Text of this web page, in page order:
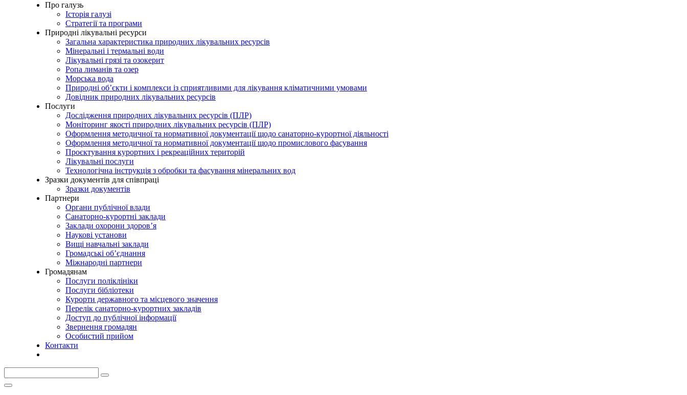
Про галузь
Історія галузі
Стратегії та програми
Природні лікувальні ресурси
Загальна характеристика природних лікувальних ресурсів
Мінеральні і термальні води
Лікувальні грязі та озокерит
Ропа лиманів та озер
Морська вода
Природні об’єкти і комплекси із сприятливими для лікування кліматичними умовами
Довідник природних лікувальних ресурсів
Послуги
Дослідження природних лікувальних ресурсів (ПЛР)
Моніторинг якості природних лікувальних ресурсів (ПЛР)
Оформлення методичної та нормативної документації щодо санаторно-курортної діяльності
Оформлення методичної та нормативної документації щодо промислового фасування
Проєктування курортних і рекреаційних територій
Лікувальні послуги
Технологічна інструкція з обробки та фасування мінеральних вод
Зразки документів для співпраці
Зразки документів
Партнери
Органи публічної влади
Санаторно-курортні заклади
Заклади охорони здоров’я
Наукові установи
Вищі навчальні заклади
Громадські об’єднання
Міжнародні партнери
Громадянам
Послуги поліклініки
Послуги бібліотеки
Курорти державного та місцевого значення
Перелік санаторно-курортних закладів
Доступ до публічної інформації
Звернення громадян
Особистий прийом
Контакти